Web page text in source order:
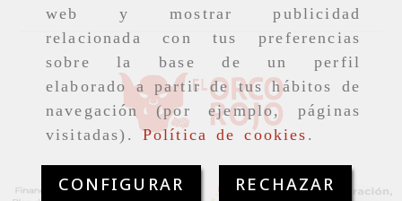
web y mostrar publicidad
relacionada con tus preferencias
sobre la base de un perfil
elaborado a partir de tus hábitos de
navegación (por ejemplo, páginas
visitadas).Política de cookies .
CONFIGURAR RECHAZAR